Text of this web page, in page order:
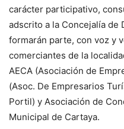
carácter participativo,
adscrito a la Concejalía de
formarán parte, con voz y
comerciantes de la
AECA (Asociación de
(Asoc. De Empresarios
Portil) y Asociación de
Municipal de Cartaya.